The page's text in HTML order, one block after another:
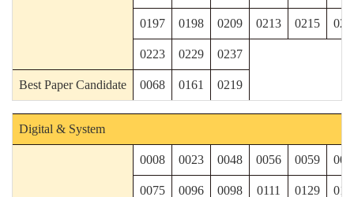
0197 0198 0209 0213 0215
0223 0229 0237
Best Paper Candidate 0068 0161 0219
Digital & System
0008 0023 0048 0056 0059
0075 0096 0098 0111 0129